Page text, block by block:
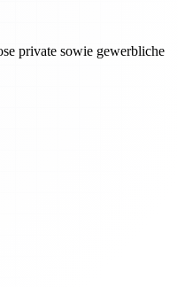
private sowie gewerbliche